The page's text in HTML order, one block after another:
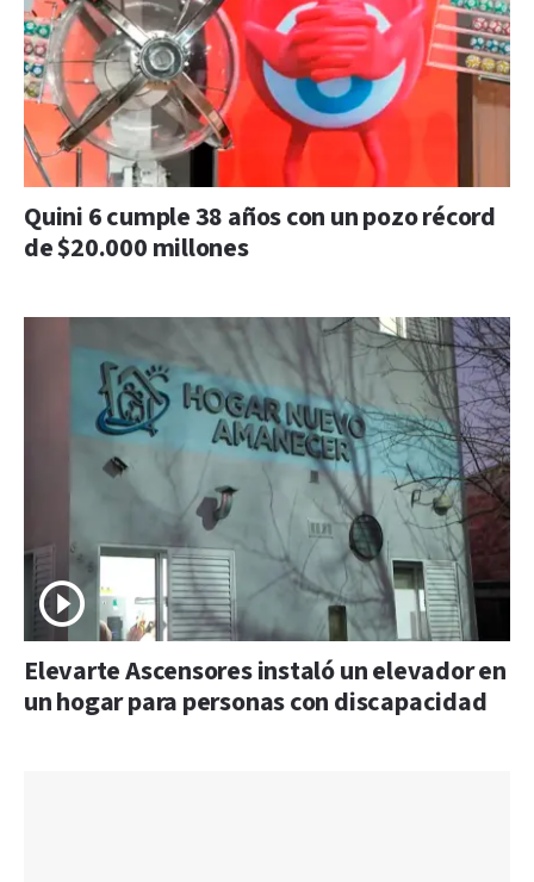
Quini 6 cumple 38 años con un pozo récord
de $20.000 millones
Elevarte Ascensores instaló un elevador en
un hogar para personas con discapacidad